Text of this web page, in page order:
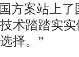
方案站上
术踏踏实
择。”